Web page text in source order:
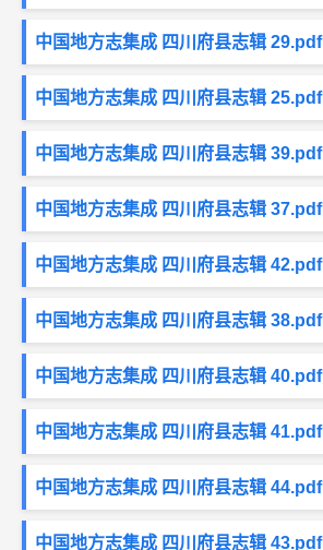
中国地方志集成 四川府县志辑 29.pdf
中国地方志集成 四川府县志辑 25.pdf
中国地方志集成 四川府县志辑 39.pdf
中国地方志集成 四川府县志辑 37.pdf
中国地方志集成 四川府县志辑 42.pdf
中国地方志集成 四川府县志辑 38.pdf
中国地方志集成 四川府县志辑 40.pdf
中国地方志集成 四川府县志辑 41.pdf
中国地方志集成 四川府县志辑 44.pdf
中国地方志集成 四川府县志辑 43.pdf